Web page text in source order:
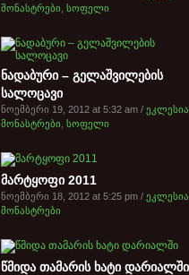
მონასტრები სოფელი
ნადაბური – გელაშვილების
სალოცავი
ნოემბერი 19, 2012 at 5:32 am /
მონასტრები სოფელი
მარტყოფი 2011
ნოემბერი 18, 2012 at 5:25 pm /
მონასტრები
წმიდა თამარის ხატი დარიალში